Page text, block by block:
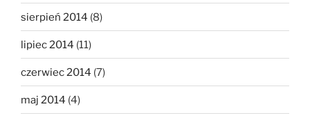
sierpień 2014 (8)
lipiec 2014 (11)
czerwiec 2014 (7)
maj 2014 (4)